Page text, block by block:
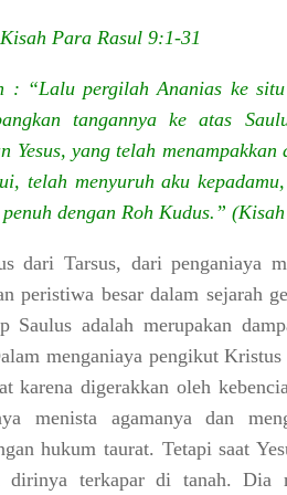
Para Rasul 9:1-31
: “Lalu pergilah Ananias ke
tangannya ke atas
Yesus, yang telah
telah menyuruh aku
dengan Roh Kudus.”
dari Tarsus, dari penganiaya
peristiwa besar dalam sejarah
Saulus adalah merupakan
menganiaya pengikut Kristus
karena digerakkan oleh
menista agamanya dan
hukum taurat. Tetapi saat
dirinya terkapar di tanah. Dia